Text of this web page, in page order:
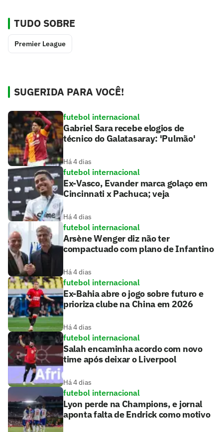
TUDO SOBRE
Premier League
SUGERIDA PARA VOCÊ!
futebol internacional
Gabriel Sara recebe elogios de
técnico do Galatasaray: 'Pulmão'
Há 4 dias
futebol internacional
Ex-Vasco, Evander marca golaço em
Cincinnati x Pachuca; veja
Há 4 dias
futebol internacional
Arsène Wenger diz não ter
compactuado com plano de Infantino
Há 4 dias
futebol internacional
Ex-Bahia abre o jogo sobre futuro e
prioriza clube na China em 2026
Há 4 dias
futebol internacional
Salah encaminha acordo com novo
time após deixar o Liverpool
Há 4 dias
futebol internacional
Lyon perde na Champions, e jornal
aponta falta de Endrick como motivo